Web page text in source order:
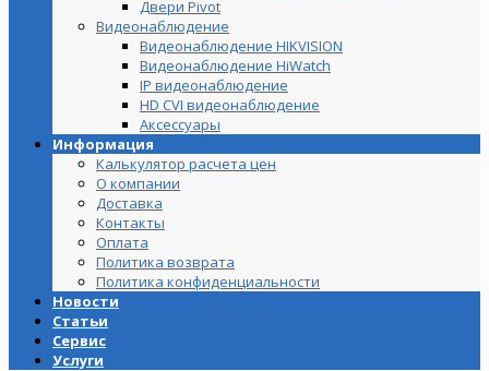
Двери Pivot
Видеонаблюдение
Видеонаблюдение HIKVISION
Видеонаблюдение HiWatch
IP видеонаблюдение
HD CVI видеонаблюдение
Аксессуары
Информация
Калькулятор расчета цен
О компании
Доставка
Контакты
Оплата
Политика возврата
Политика конфиденциальности
Новости
Статьи
Сервис
Услуги